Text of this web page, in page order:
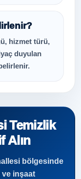
hizmet türü,
duyulan
Temizlik
Alın
bölgesinde
ve inşaat